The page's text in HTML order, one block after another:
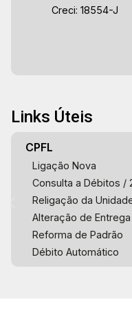
Creci: 18554-J
Links Úteis
CPFL
Ligação Nova
Consulta a Débitos /
Religação da
Alteração de
Reforma de Padrão
Débito Automático